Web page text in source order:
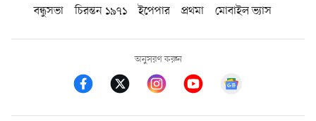
বন্ধুসভা
চিরন্তন ১৯৭১ ইপেপার প্রথমা মোবাইল ভ্যাস
অনুসরণ করুন